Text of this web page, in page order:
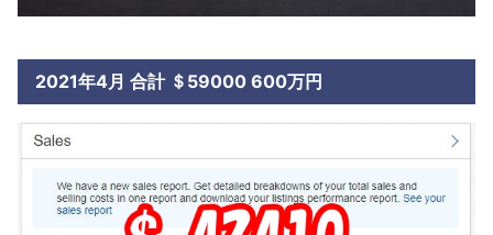
2021年4月 合計 ＄59000 600万円